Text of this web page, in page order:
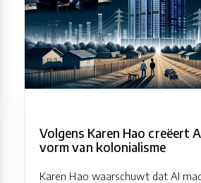
Volgens Karen Hao creëert
vorm van kolonialisme
Karen Hao waarschuwt dat AI